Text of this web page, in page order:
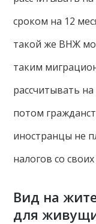
сроком на 12
такой же ВНЖ
таким
рассчитывать
потом
иностранцы не
налогов со
Вид на
для